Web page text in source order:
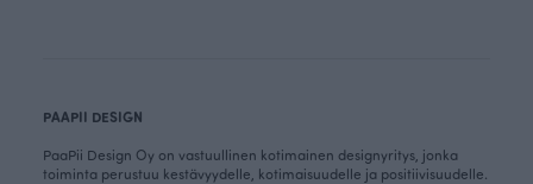
PAAPII DESIGN
PaaPii Design Oy on vastuullinen kotimainen designyritys, jonka
toiminta perustuu kestävyydelle, kotimaisuudelle ja positiivisuudelle.